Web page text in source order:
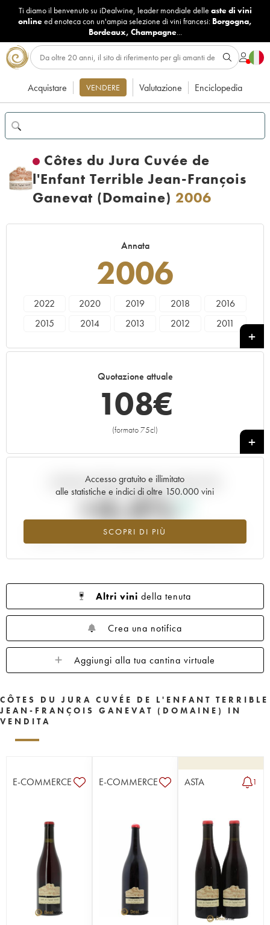
Ti diamo il benvenuto su iDealwine, leader mondiale delle aste di vini
onlineed enoteca con un'ampia selezione di vini francesi: Borgogna,
Bordeaux, Champagne...
Acquistare VENDERE Valutazione Enciclopedia
Côtes du Jura Cuvée de
l'Enfant Terrible Jean-François
Ganevat (Domaine) 2006
Annata
2006
2022 2020 2019 2018
2016
2015
2014 2013 2012
2011
Quotazione attuale
108€
(formato 75cl)
+
Accesso gratuito e illimitato
alle statistiche e indici di oltre 150.000 vini
SCOPRI DI PIÙ
Andamento della quotazione in tempo reale
+4.4%
Valore in aumento per l'annata 2006 nel 2026 rispetto al 2025
Altri vini della tenuta
Crea una notifica
Aggiungi alla tua cantina virtuale
CÔTES DU JURA CUVÉE DE L'ENFANT TERRIBLE
JEAN-FRANÇOIS GANEVAT (DOMAINE) IN
VENDITA
E-COMMERCE E-COMMERCE ASTA 1